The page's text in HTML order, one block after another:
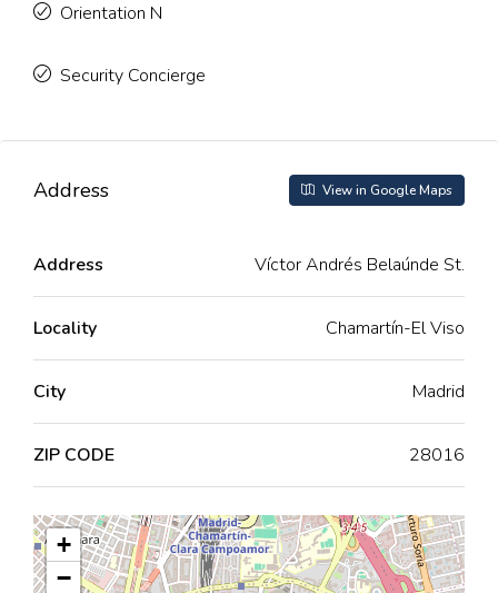
Orientation N
Security Concierge
Address View in Google Maps
Address Víctor Andrés Belaúnde St.
Locality Chamartín-El Viso
City Madrid
ZIP CODE 28016
+
−